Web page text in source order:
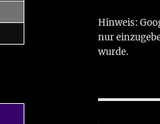
Hinweis:
nur
wurde.